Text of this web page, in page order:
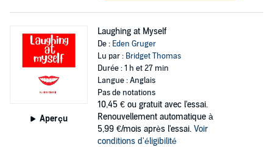
Aperçu
Laughing at Myself
De : Eden Gruger
Lu par : Bridget Thomas
Durée : 1 h et 27 min
Langue : Anglais
Pas de notations
10,45 € ou gratuit avec l'essai.
Renouvellement automatique à
5,99 €/mois après l'essai. Voir
conditions d'éligibilité